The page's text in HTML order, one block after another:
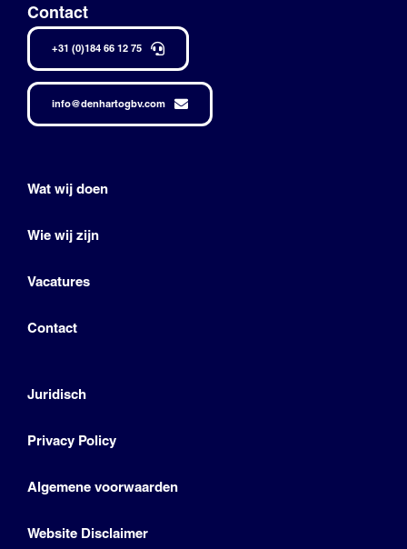
Contact
+31 (0)184 66 12 75
info@denhartogbv.com
Wat wij doen
Wie wij zijn
Vacatures
Contact
Juridisch
Privacy Policy
Algemene voorwaarden
Website Disclaimer